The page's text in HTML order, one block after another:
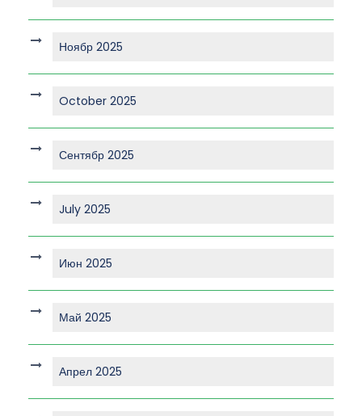
Ноябр 2025
October 2025
Сентябр 2025
July 2025
Июн 2025
Май 2025
Апрел 2025